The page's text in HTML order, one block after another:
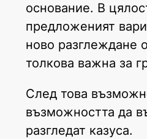
основание. В
предложеният
ново разглеждане
толкова важна за
След това
възможността да
разгледат казуса.